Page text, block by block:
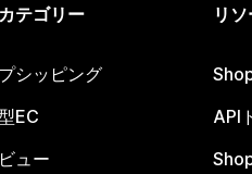
テゴリー
シッピング
EC
ュー
リ
API